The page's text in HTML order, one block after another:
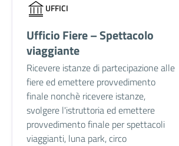
UFFICI
Ufficio Fiere – Spettacolo
viaggiante
Ricevere istanze di partecipazione alle
fiere ed emettere provvedimento
finale nonchè ricevere istanze,
svolgere l'istruttoria ed emettere
provvedimento finale per spettacoli
viaggianti, luna park, circo